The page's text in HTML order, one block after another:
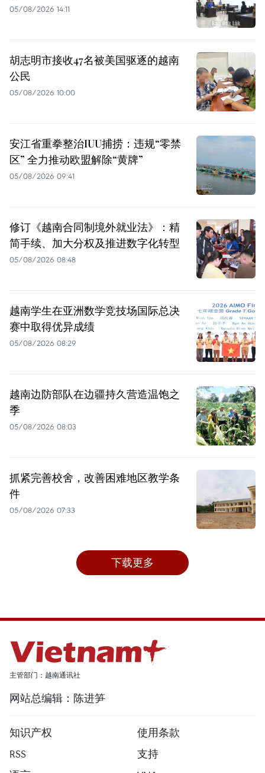
05/08/2026 14:11
胡志明市接收47名被美国驱逐的越南
公民
05/08/2026 10:00
安江省重拳整治IUU捕捞：违规“零禁
区” 全力推动欧盟解除“黄牌”
05/08/2026 09:41
修订《越南合同制境外就业法》：精
简手续、加大分权及推进数字化转型
05/08/2026 08:48
越南学生在亚洲数学竞技场国际总决
赛中取得优异成绩
05/08/2026 08:29
越南边防部队在边疆持久营造温饱之
季
05/08/2026 08:03
抓紧完善校舍，改善困难地区教学条
件
05/08/2026 07:33
下载更多
主管部门：越南通讯社
网站总编辑：陈进笋
知识产权
使用条款
RSS
支持